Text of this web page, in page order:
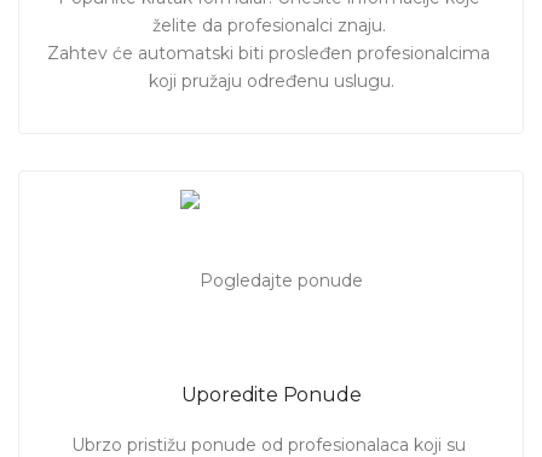
želite da profesionalci znaju.
Zahtev će automatski biti prosleđen profesionalcima
koji pružaju određenu uslugu.
Uporedite Ponude
Ubrzo pristižu ponude od profesionalaca koji su